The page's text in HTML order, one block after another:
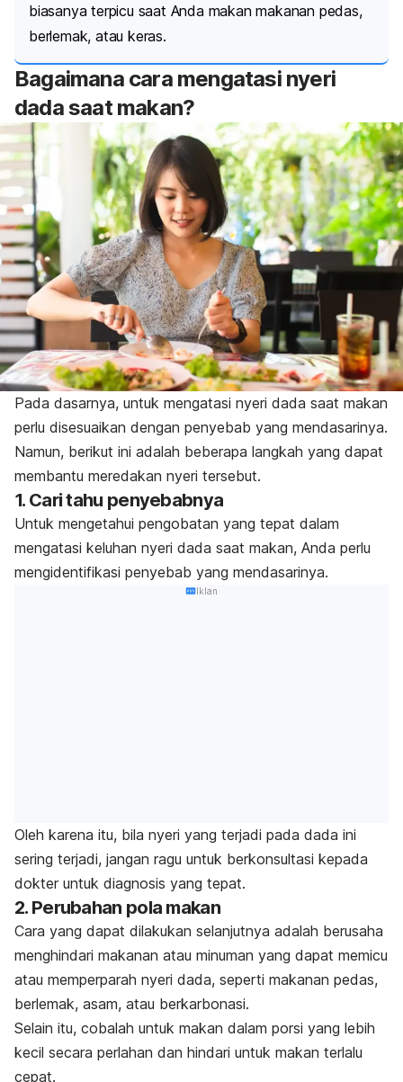
biasanya terpicu saat Anda makan makanan pedas,
berlemak, atau keras.
Bagaimana cara mengatasi nyeri
dada saat makan?
Pada dasarnya, untuk mengatasi nyeri dada saat makan
perlu disesuaikan dengan penyebab yang mendasarinya.
Namun, berikut ini adalah beberapa langkah yang dapat
membantu meredakan nyeri tersebut.
1. Cari tahu penyebabnya
Untuk mengetahui pengobatan yang tepat dalam
mengatasi keluhan nyeri dada saat makan, Anda perlu
mengidentifikasi penyebab yang mendasarinya.
Iklan
Oleh karena itu, bila nyeri yang terjadi pada dada ini
sering terjadi, jangan ragu untuk berkonsultasi kepada
dokter untuk diagnosis yang tepat.
2. Perubahan pola makan
Cara yang dapat dilakukan selanjutnya adalah berusaha
menghindari makanan atau minuman yang dapat memicu
atau memperparah nyeri dada, seperti makanan pedas,
berlemak, asam, atau berkarbonasi.
Selain itu, cobalah untuk makan dalam porsi yang lebih
kecil secara perlahan dan hindari untuk makan terlalu
cepat.